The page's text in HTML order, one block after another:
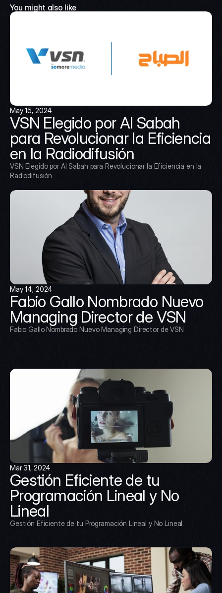
You might also like
May 15, 2024
VSN Elegido por Al Sabah
para Revolucionar la Eficiencia
en la Radiodifusión
VSN Elegido por Al Sabah para Revolucionar la Eficiencia en la
Radiodifusión
May 14, 2024
Fabio Gallo Nombrado Nuevo
Managing Director de VSN
Fabio Gallo Nombrado Nuevo Managing Director de VSN
Mar 31, 2024
Gestión Eficiente de tu
Programación Lineal y No
Lineal
Gestión Eficiente de tu Programación Lineal y No Lineal